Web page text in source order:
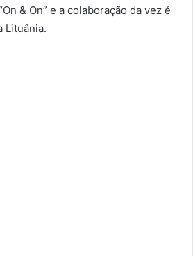
& On” e a colaboração da vez é
Lituânia.